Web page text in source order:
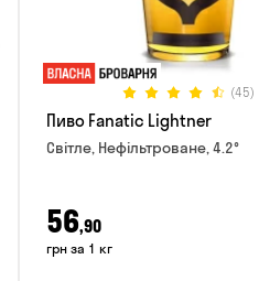
(45)
Пиво Fanatic Lightner
Світле, Нефільтроване, 4.2°
56,90
грн за 1 кг